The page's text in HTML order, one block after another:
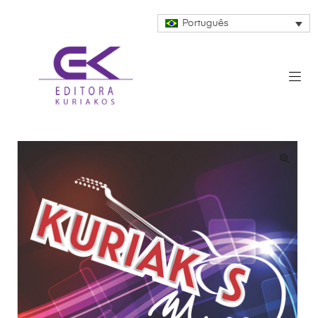
Português